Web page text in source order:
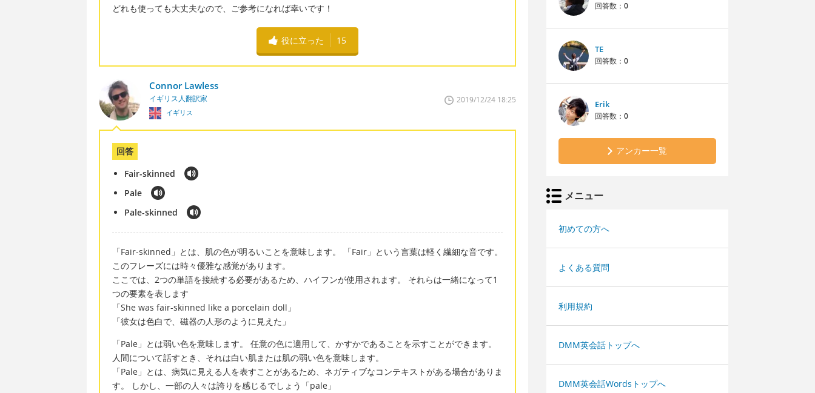
どれも使っても大丈夫なので、ご参考になれば幸いです！
役に立った 15
Connor Lawless
イギリス人翻訳家
イギリス
2019/12/24 18:25
回答
Fair-skinned
Pale
Pale-skinned
「Fair-skinned」とは、肌の色が明るいことを意味します。 「Fair」という言葉は軽く繊細な音です。
このフレーズには時々優雅な感覚があります。
ここでは、2つの単語を接続する必要があるため、ハイフンが使用されます。 それらは一緒になって1
つの要素を表します
「She was fair-skinned like a porcelain doll」
「彼女は色白で、磁器の人形のように見えた」
「Pale」とは弱い色を意味します。 任意の色に適用して、かすかであることを示すことができます。
人間について話すとき、それは白い肌または肌の弱い色を意味します。
「Pale」とは、病気に見える人を表すことがあるため、ネガティブなコンテキストがある場合がありま
す。 しかし、一部の人々は誇りを感じるでしょう「pale」
回答数： 0
TE
回答数： 0
Erik
回答数： 0
アンカー一覧
メニュー
初めての方へ
よくある質問
利用規約
DMM英会話トップへ
DMM英会話Wordsトップへ